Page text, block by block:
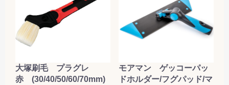
大塚刷毛 プラグレ
赤 (30/40/50/60/70mm)
モアマン ゲッコーパッ
ドホルダー/フグパッド/マ